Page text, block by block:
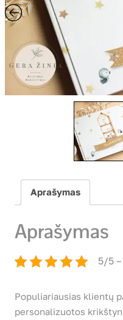
Aprašymas
Aprašymas
5/5
Populiariausias klientų
personalizuotos